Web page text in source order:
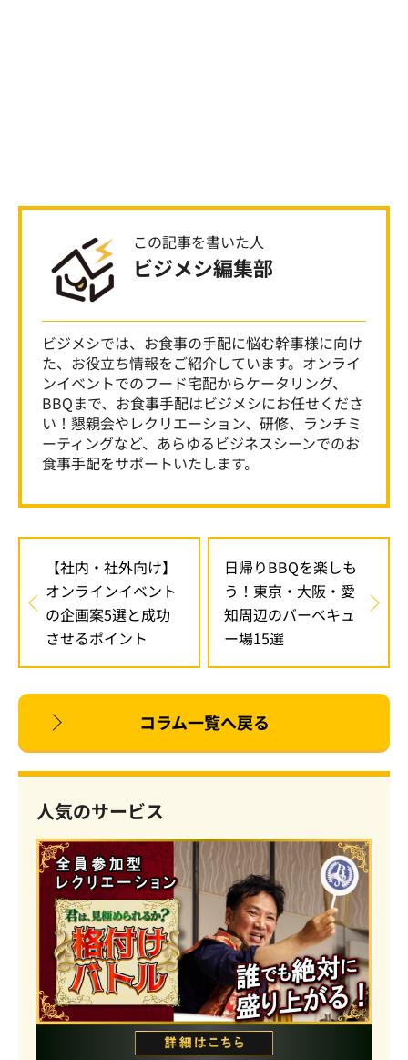
この記事を書いた人
ビジメシ編集部
ビジメシでは、お食事の手配に悩む幹事様に向け
た、お役立ち情報をご紹介しています。オンライ
ンイベントでのフード宅配からケータリング、
BBQまで、お食事手配はビジメシにお任せくださ
い！懇親会やレクリエーション、研修、ランチミ
ーティングなど、あらゆるビジネスシーンでのお
食事手配をサポートいたします。
【社内・社外向け】
オンラインイベント
の企画案5選と成功
させるポイント
日帰りBBQを楽しも
う！東京・大阪・愛
知周辺のバーベキュ
ー場15選
コラム一覧へ戻る
人気のサービス